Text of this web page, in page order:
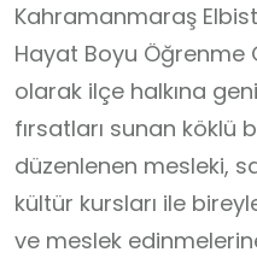
Kahramanmaraş
Hayat Boyu Öğrenme
olarak ilçe halkına
fırsatları sunan köklü
düzenlenen mesleki,
kültür kursları ile
ve meslek